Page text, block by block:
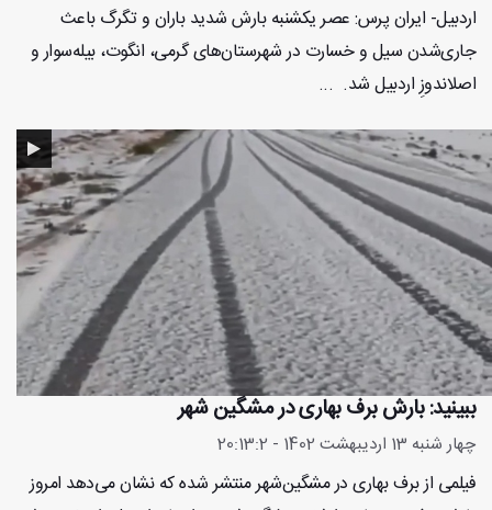
اردبیل- ایران پرس: عصر یکشنبه بارش شدید باران و تگرگ باعث
جاری‌شدن سیل و خسارت در شهرستان‌های گرمی، انگوت، بیله‌سوار و
اصلاندوزِ اردبیل شد. ...
ببینید: بارش برف بهاری در مشگین شهر
چهار شنبه 13 اردیبهشت 1402 - 20:13:2
فیلمی از برف بهاری در مشگین‌شهر منتشر شده که نشان می‌دهد امروز